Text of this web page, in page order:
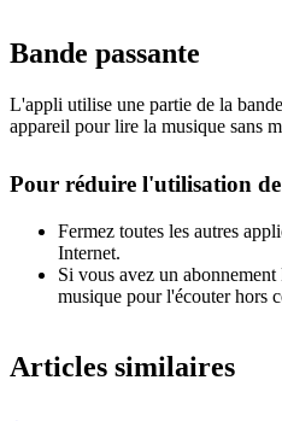
Bande passante
L'appli utilise une partie de la
appareil pour lire la musique sans
Pour réduire l'utilisation de
Fermez toutes les autres
Internet.
Si vous avez un
musique pour l'écouter hors
Articles similaires